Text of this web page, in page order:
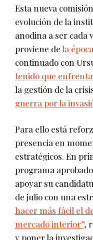
Esta nueva
evolución de la
anodina a ser cada
proviene dela
continuado con
tenido que
la gestión de la
guerra por la
Para ello está
presencia en
estratégicos. En
programa
apoyar su
de julio con una
hacer más fácil el
mercado interior”,
y poner la